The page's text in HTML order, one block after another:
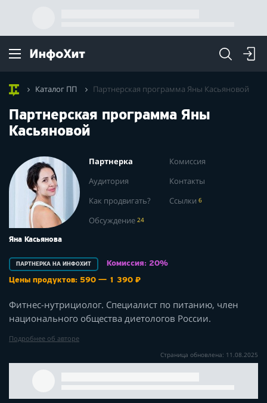
Каталог ПП Партнерская программа Яны Касьяновой
Партнерская программа Яны
Касьяновой
Яна Касьянова
Партнерка
Комиссия
Аудитория
Контакты
Как продвигать?
Ссылки 6
Обсуждение24
ПАРТНЕРКА НА ИНФОХИТ
Комиссия: 20%
Цены продуктов: 590 — 1 390 ₽
Фитнес-нутрициолог. Специалист по питанию, член
национального общества диетологов России.
Подробнее об авторе
Страница обновлена: 11.08.2025